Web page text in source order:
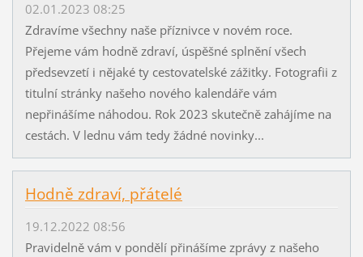
02.01.2023 08:25
Zdravíme všechny naše příznivce v novém roce.
Přejeme vám hodně zdraví, úspěšné splnění všech
předsevzetí i nějaké ty cestovatelské zážitky. Fotografii z
titulní stránky našeho nového kalendáře vám
nepřinášíme náhodou. Rok 2023 skutečně zahájíme na
cestách. V lednu vám tedy žádné novinky...
Hodně zdraví, přátelé
19.12.2022 08:56
Pravidelně vám v pondělí přinášíme zprávy z našeho